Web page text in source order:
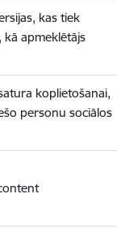
kas tiek
apmeklētājs
koplietošanai,
personu sociālos